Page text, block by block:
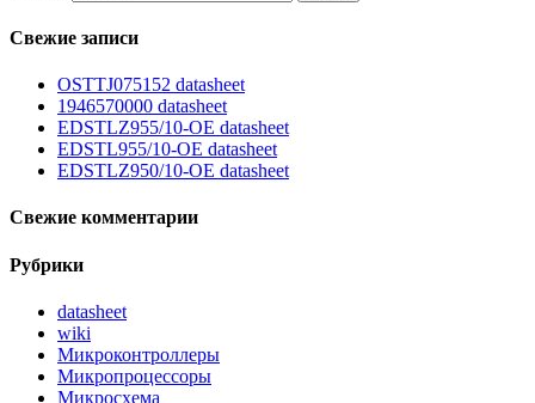
Свежие записи
OSTTJ075152 datasheet
1946570000 datasheet
EDSTLZ955/10-OE datasheet
EDSTL955/10-OE datasheet
EDSTLZ950/10-OE datasheet
Свежие комментарии
Рубрики
datasheet
wiki
Микроконтроллеры
Микропроцессоры
Микросхема